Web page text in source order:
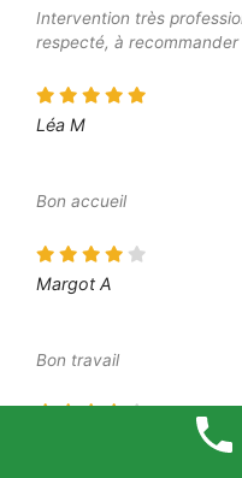
Intervention très
respecté, à recommander
Léa M
Bon accueil
Margot A
Bon travail